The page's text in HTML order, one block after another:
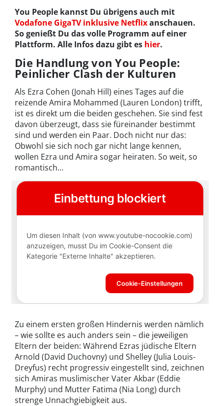
You People kannst Du übrigens auch mit
Vodafone GigaTV inklusive Netflixanschauen.
So genießt Du das volle Programm auf einer
Plattform. Alle Infos dazu gibt es hier.
Die Handlung von You People:
Peinlicher Clash der Kulturen
Als Ezra Cohen (Jonah Hill) eines Tages auf die
reizende Amira Mohammed (Lauren London) trifft,
ist es direkt um die beiden geschehen. Sie sind fest
davon überzeugt, dass sie füreinander bestimmt
sind und werden ein Paar. Doch nicht nur das:
Obwohl sie sich noch gar nicht lange kennen,
wollen Ezra und Amira sogar heiraten. So weit, so
romantisch…
Zu einem ersten großen Hindernis werden nämlich
– wie sollte es auch anders sein – die jeweiligen
Eltern der beiden: Während Ezras jüdische Eltern
Arnold (David Duchovny) und Shelley (Julia Louis-
Dreyfus) recht progressiv eingestellt sind, zeichnen
sich Amiras muslimischer Vater Akbar (Eddie
Murphy) und Mutter Fatima (Nia Long) durch
strenge Unnachgiebigkeit aus.